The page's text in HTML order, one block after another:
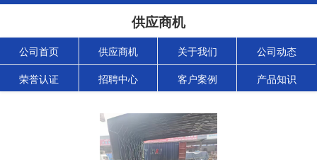
供应商机
公司首页 供应商机 关于我们 公司动态
荣誉认证 招聘中心 客户案例 产品知识